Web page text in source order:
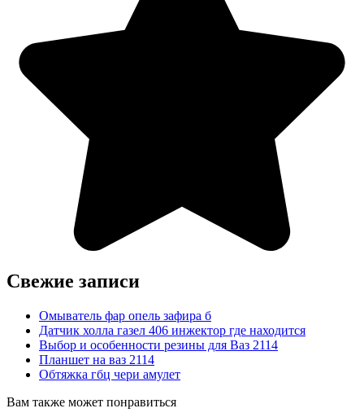
Свежие записи
Омыватель фар опель зафира б
Датчик холла газел 406 инжектор где находится
Выбор и особенности резины для Ваз 2114
Планшет на ваз 2114
Обтяжка гбц чери амулет
Вам также может понравиться